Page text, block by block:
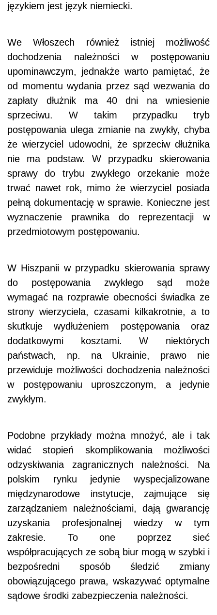
językiem jest język niemiecki.
We Włoszech również istniej możliwość
dochodzenia należności w postępowaniu
upominawczym, jednakże warto pamiętać, że
od momentu wydania przez sąd wezwania do
zapłaty dłużnik ma 40 dni na wniesienie
sprzeciwu. W takim przypadku tryb
postępowania ulega zmianie na zwykły, chyba
że wierzyciel udowodni, że sprzeciw dłużnika
nie ma podstaw. W przypadku skierowania
sprawy do trybu zwykłego orzekanie może
trwać nawet rok, mimo że wierzyciel posiada
pełną dokumentację w sprawie. Konieczne jest
wyznaczenie prawnika do reprezentacji w
przedmiotowym postępowaniu.
W Hiszpanii w przypadku skierowania sprawy
do postępowania zwykłego sąd może
wymagać na rozprawie obecności świadka ze
strony wierzyciela, czasami kilkakrotnie, a to
skutkuje wydłużeniem postępowania oraz
dodatkowymi kosztami. W niektórych
państwach, np. na Ukrainie, prawo nie
przewiduje możliwości dochodzenia należności
w postępowaniu uproszczonym, a jedynie
zwykłym.
Podobne przykłady można mnożyć, ale i tak
widać stopień skomplikowania możliwości
odzyskiwania zagranicznych należności. Na
polskim rynku jedynie wyspecjalizowane
międzynarodowe instytucje, zajmujące się
zarządzaniem należnościami, dają gwarancję
uzyskania profesjonalnej wiedzy w tym
zakresie. To one poprzez sieć
współpracujących ze sobą biur mogą w szybki i
bezpośredni sposób śledzić zmiany
obowiązującego prawa, wskazywać optymalne
sądowe środki zabezpieczenia należności.